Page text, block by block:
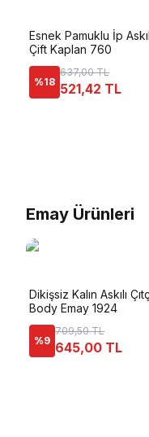
Esnek Pamuklu İp
Çift Kaplan 760
%18
637,00 TL
521,42 TL
Emay Ürünleri
Dikişsiz Kalın Askılı
Body Emay 1924
%9
709,50 TL
645,00 TL